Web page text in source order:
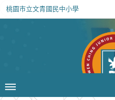
桃園市立文青國民中小學